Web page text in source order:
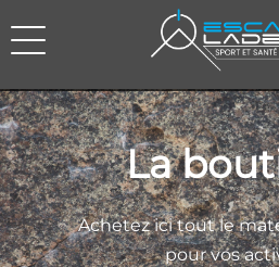
La
Achetez ici tout le
pour vos